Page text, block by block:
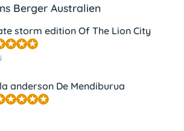
Berger Australien
storm edition Of The Lion City
anderson De Mendiburua